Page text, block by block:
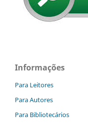
Informações
Para Leitores
Para Autores
Para Bibliotecários